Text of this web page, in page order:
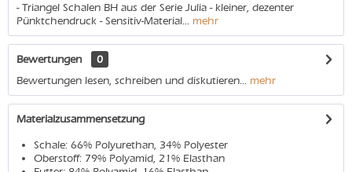
- Triangel Schalen BH aus der Serie Julia - kleiner, dezenter
Pünktchendruck - Sensitiv-Material... mehr
Bewertungen
0
Bewertungen lesen, schreiben und diskutieren... mehr
Materialzusammensetzung
Schale: 66% Polyurethan, 34% Polyester
Oberstoff: 79% Polyamid, 21% Elasthan